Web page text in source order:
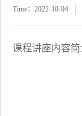
Time：2022-10-04
课程讲座内容简